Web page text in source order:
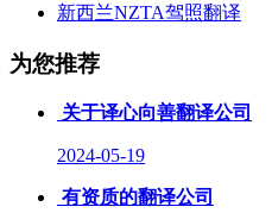
新西兰NZTA驾照翻译
为您推荐
关于译心向善翻译公司
2024-05-19
有资质的翻译公司